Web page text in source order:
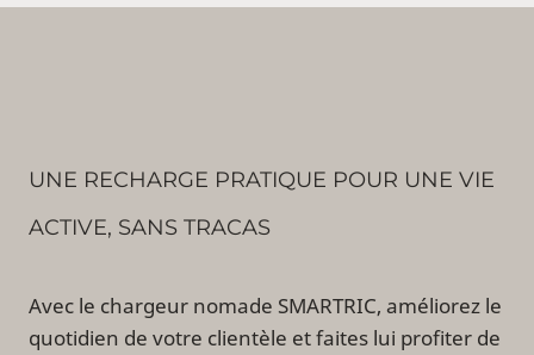
UNE RECHARGE PRATIQUE POUR UNE VIE
ACTIVE, SANS TRACAS
Avec le chargeur nomade SMARTRIC, améliorez le
quotidien de votre clientèle et faites lui profiter de